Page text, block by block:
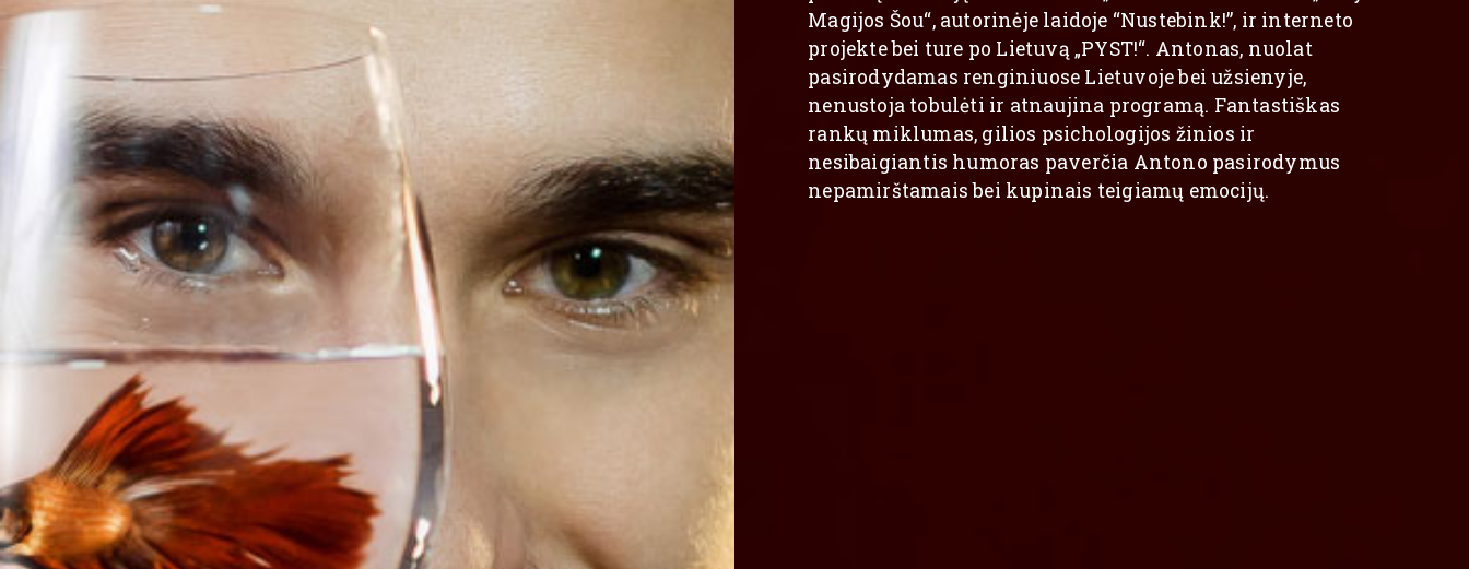
Magijos Šou“, autorinėje laidoje “Nustebink!”, ir interneto
projekte bei ture po Lietuvą „PYST!“. Antonas, nuolat
pasirodydamas renginiuose Lietuvoje bei užsienyje,
nenustoja tobulėti ir atnaujina programą. Fantastiškas
rankų miklumas, gilios psichologijos žinios ir
nesibaigiantis humoras paverčia Antono pasirodymus
nepamirštamais bei kupinais teigiamų emocijų.
Magijos Šou“, autorinėje laidoje “Nustebink!”, ir interneto
projekte bei ture po Lietuvą „PYST!“. Antonas, nuolat
pasirodydamas renginiuose Lietuvoje bei užsienyje,
nenustoja tobulėti ir atnaujina programą. Fantastiškas
rankų miklumas, gilios psichologijos žinios ir
nesibaigiantis humoras paverčia Antono pasirodymus
nepamirštamais bei kupinais teigiamų emocijų.